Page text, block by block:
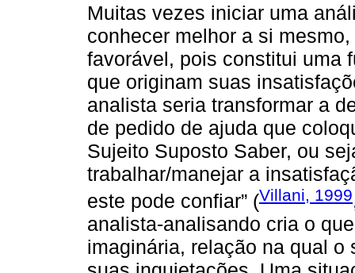
Muitas vezes iniciar uma
conhecer melhor a si
favorável, pois constitui uma
que originam suas
analista seria transformar a
de pedido de ajuda que
Sujeito Suposto Saber, ou
trabalhar/manejar a
este pode confiar” (Villani, 1999
analista-analisando cria o
imaginária, relação na qual o